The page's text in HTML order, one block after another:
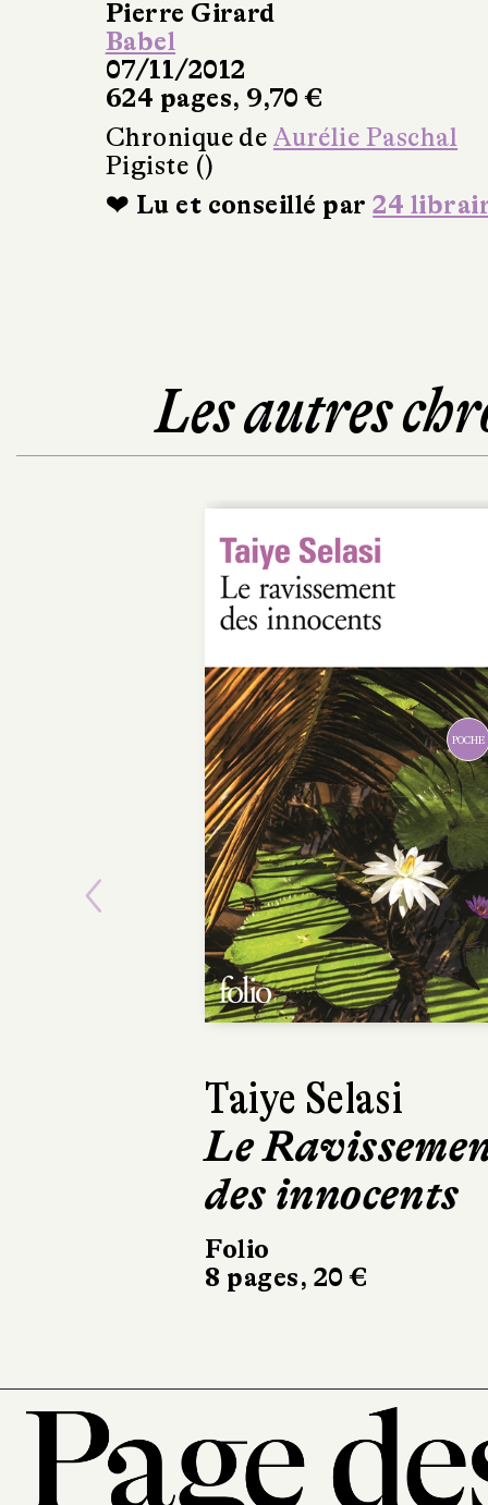
Pierre Girard
Babel
07/11/2012
624 pages, 9,70 €
Chronique de Aurélie Paschal
Pigiste ()
❤ Lu et conseillé par24
Les autres
POCHE
Malcolm
Ne reste que la
violence
Le Livre de Poche
7 pages, 30 €
Previous